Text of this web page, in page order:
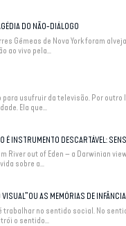
DO NÃO-DIÁLOGO
Gêmeas de Nova York foram
ao vivo pela...
usufruir da televisão. Por outro
Ela que...
É INSTRUMENTO DESCARTÁVEL:
River out of Eden – a Darwinian
sobre a...
AS MEMÓRIAS DE INFÂNCIA
trabalhar no sentido social. No
o sentido...